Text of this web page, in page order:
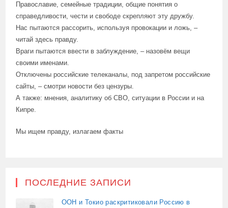
Православие, семейные традиции, общие понятия о
справедливости, чести и свободе скрепляют эту дружбу.
Нас пытаются рассорить, используя провокации и ложь, –
читай здесь правду.
Враги пытаются ввести в заблуждение, – назовём вещи
своими именами.
Отключены российские телеканалы, под запретом российские
сайты, – смотри новости без цензуры.
А также: мнения, аналитику об СВО, ситуации в России и на
Кипре.
Мы ищем правду, излагаем факты
ПОСЛЕДНИЕ ЗАПИСИ
ООН и Токио раскритиковали Россию в